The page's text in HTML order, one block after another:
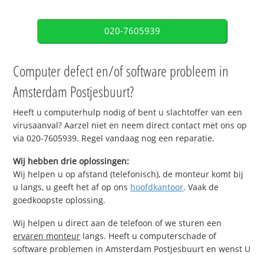
020-7605939
Computer defect en/of software probleem in
Amsterdam Postjesbuurt?
Heeft u computerhulp nodig of bent u slachtoffer van een
virusaanval? Aarzel niet en neem direct contact met ons op
via 020-7605939. Regel vandaag nog een reparatie.
Wij hebben drie oplossingen:
Wij helpen u op afstand (telefonisch), de monteur komt bij
u langs, u geeft het af op ons hoofdkantoor. Vaak de
goedkoopste oplossing.
Wij helpen u direct aan de telefoon of we sturen een
ervaren monteur langs. Heeft u computerschade of
software problemen in Amsterdam Postjesbuurt en wenst U